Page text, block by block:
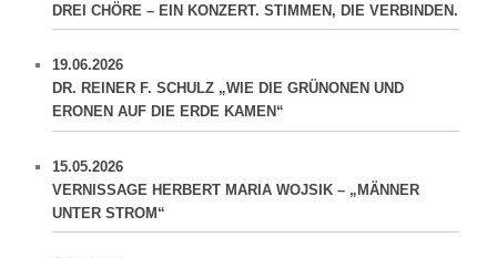
DREI CHÖRE – EIN KONZERT. STIMMEN, DIE VERBINDEN.
19.06.2026
DR. REINER F. SCHULZ „WIE DIE GRÜNONEN UND
ERONEN AUF DIE ERDE KAMEN“
15.05.2026
VERNISSAGE HERBERT MARIA WOJSIK – „MÄNNER
UNTER STROM“